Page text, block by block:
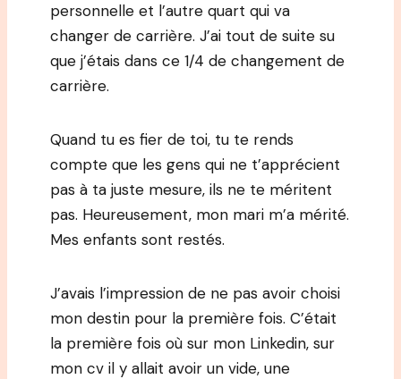
personnelle et l’autre quart qui va
changer de carrière. J’ai tout de suite su
que j’étais dans ce 1/4 de changement de
carrière.
Quand tu es fier de toi, tu te rends
compte que les gens qui ne t’apprécient
pas à ta juste mesure, ils ne te méritent
pas. Heureusement, mon mari m’a mérité.
Mes enfants sont restés.
J’avais l’impression de ne pas avoir choisi
mon destin pour la première fois. C’était
la première fois où sur mon Linkedin, sur
mon cv il y allait avoir un vide, une